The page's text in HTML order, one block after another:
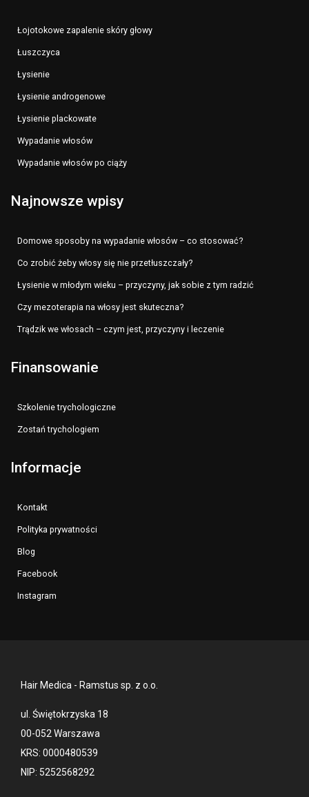
Łojotokowe zapalenie skóry głowy
Łuszczyca
Łysienie
Łysienie androgenowe
Łysienie plackowate
Wypadanie włosów
Wypadanie włosów po ciąży
Najnowsze wpisy
Domowe sposoby na wypadanie włosów – co stosować?
Co zrobić żeby włosy się nie przetłuszczały?
Łysienie w młodym wieku – przyczyny, jak sobie z tym radzić
Czy mezoterapia na włosy jest skuteczna?
Trądzik we włosach – czym jest, przyczyny i leczenie
Finansowanie
Szkolenie trychologiczne
Zostań trychologiem
Informacje
Kontakt
Polityka prywatności
Blog
Facebook
Instagram
Hair Medica - Ramstus sp. z o.o.
ul. Świętokrzyska 18
00-052 Warszawa
KRS: 0000480539
NIP: 5252568292